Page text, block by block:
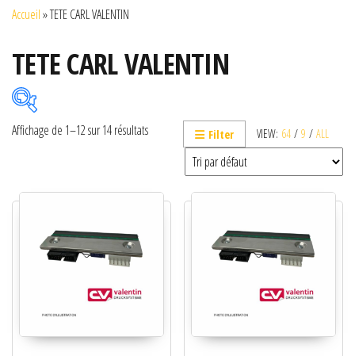
Accueil»TETE CARL VALENTIN
TETE CARL VALENTIN
Imprimantes
Lecteurs code-barres de présentation
Lecteurs filaires 1D et 2D
VIEW: 64 / 9 / ALL
Filter
Affichage de 1–12 sur 14 résultats